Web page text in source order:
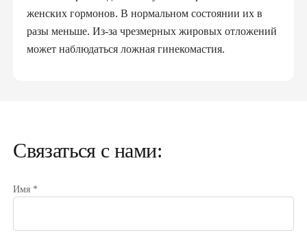
женских гормонов. В нормальном состоянии их в
разы меньше. Из-за чрезмерных жировых отложений
может наблюдаться ложная гинекомастия.
у новорожденных (гинекомастия у мальчиков
гинекомастия у подростков
Связаться с нами:
Имя *